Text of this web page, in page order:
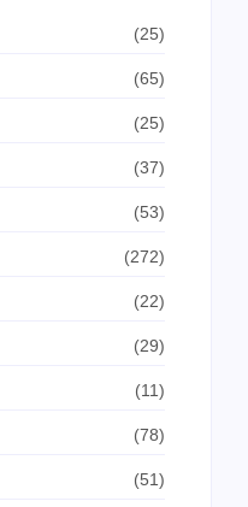
(25)
(65)
(25)
(37)
(53)
(272)
(22)
(29)
(11)
(78)
(51)